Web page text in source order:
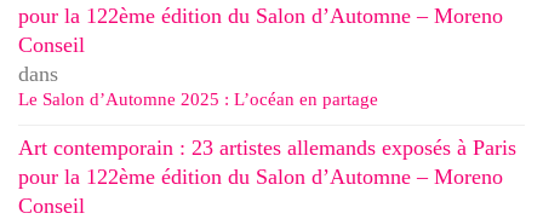
pour la 122ème édition du Salon d’Automne – Moreno
Conseil
dans
Le Salon d’Automne 2025 : L’océan en partage
Art contemporain : 23 artistes allemands exposés à Paris
pour la 122ème édition du Salon d’Automne – Moreno
Conseil